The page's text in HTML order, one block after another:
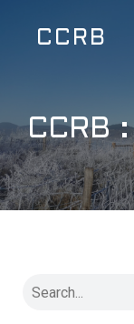
CCRB
CCRB